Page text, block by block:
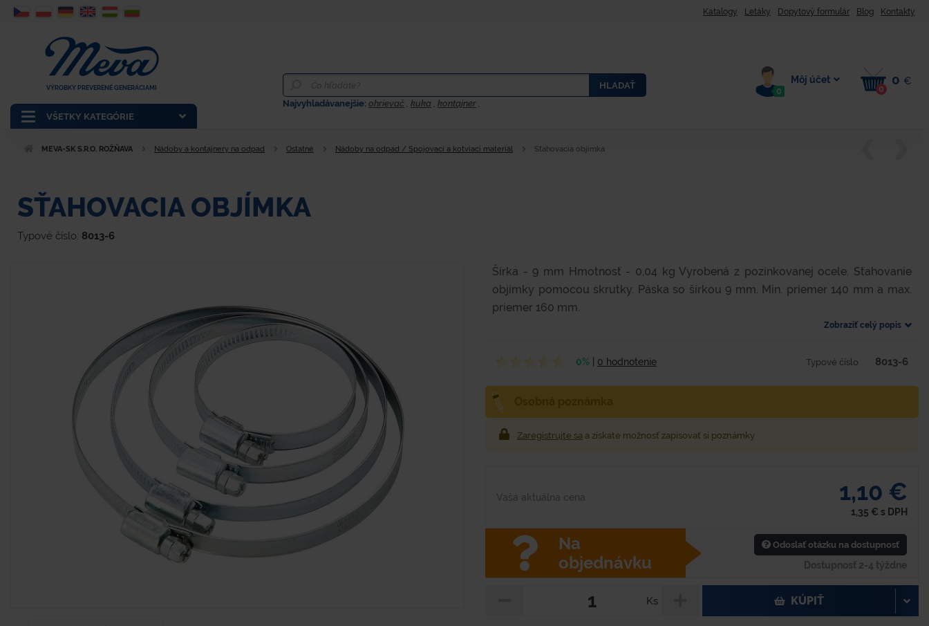
Katalogy Letáky Dopytový formulár Blog Kontakty
VŠETKY KATEGÓRIE
VÝROBKY PREVERENÉ GENERÁCIAMI
HLADAŤ
Najvyhladávanejšie:ohrievač ,kuka ,kontajner ,
0
Môj účet
0
0 €
MEVA-SK S.R.O. ROŽŇAVA Nádoby a kontajnery na odpad Ostatné Nádoby na odpad / Spojovací a kotviaci materiál Sťahovacia objímka
SŤAHOVACIA OBJÍMKA
Typové číslo: 8013-6
Šírka - 9 mm Hmotnosť - 0,04 kg Vyrobená z pozinkovanej ocele. Sťahovanie
objímky pomocou skrutky. Páska so šírkou 9 mm. Min. priemer 140 mm a max.
priemer 160 mm.
Zobraziť celý popis
0% 0 hodnotenie Typové číslo 8013-6
Zaregistrujte sa a získate možnosť zapisovať si poznámky
Vaša aktuálna cena 1,10 €
1,35 € s DPH
Na
objednávku
Odoslať otázku na dostupnosť
Dostupnosť 2-4 týždne
Ks KÚPIŤ